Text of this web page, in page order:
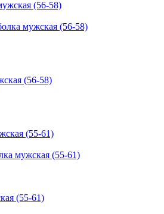
мужская (56-58)
(56-58)
мужская (55-61)
(55-61)